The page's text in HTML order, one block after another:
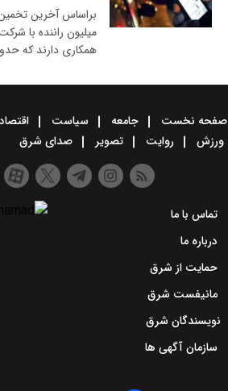
میلیون راننده با
همکاری دارند که حدود ۵ میلیون
صفحه نخست جامعه سیاست اقتصاد
ورزش
روایت تصویر صدای شرق
تماس با ما
درباره ما
حمایت از شرق
مانیفست شرق
نویسندگان شرق
سازمان آگهی ها